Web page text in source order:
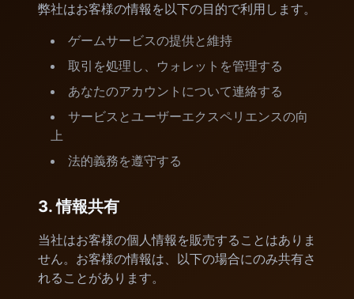
弊社はお客様の情報を以下の目的で利用します。
ゲームサービスの提供と維持
取引を処理し、ウォレットを管理する
あなたのアカウントについて連絡する
サービスとユーザーエクスペリエンスの向
上
法的義務を遵守する
3. 情報共有
当社はお客様の個人情報を販売することはありま
せん。お客様の情報は、以下の場合にのみ共有さ
れることがあります。